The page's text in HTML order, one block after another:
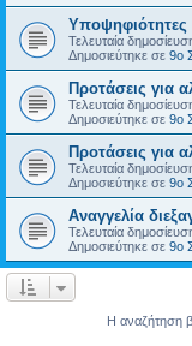
Υποψηφιότητες
Τελευταία
Δημοσιεύτηκε σε 9ο
Προτάσεις για
Τελευταία
Δημοσιεύτηκε σε 9ο
Προτάσεις για
Τελευταία
Δημοσιεύτηκε σε 9ο
Αναγγελία
Τελευταία
Δημοσιεύτηκε σε 9ο
Η αναζήτηση